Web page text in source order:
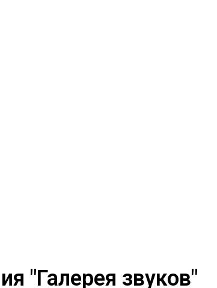
"Галерея звуков"